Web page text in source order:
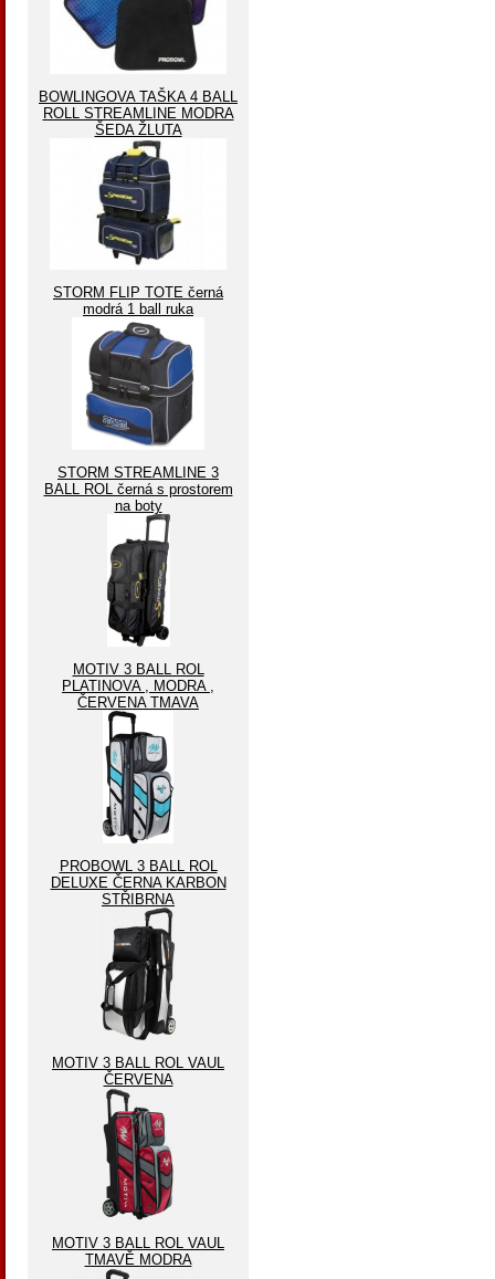
BOWLINGOVA TAŠKA 4 BALL
ROLL STREAMLINE MODRA
ŠEDA ŽLUTA
STORM FLIP TOTE černá
modrá 1 ball ruka
STORM STREAMLINE 3
BALL ROL černá s prostorem
na boty
MOTIV 3 BALL ROL
PLATINOVA , MODRA ,
ČERVENA TMAVA
PROBOWL 3 BALL ROL
DELUXE ČERNA KARBON
STŘIBRNA
MOTIV 3 BALL ROL VAUL
ČERVENA
MOTIV 3 BALL ROL VAUL
TMAVĚ MODRA